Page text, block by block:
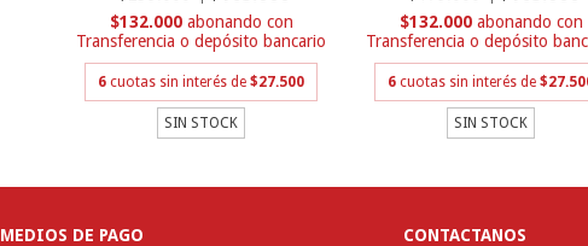
$132.000
con
Transferencia o depósito bancario
6 cuotas sin interés de$27.500
SIN STOCK
$132.000
con
Transferencia o depósito
6 cuotas sin interés de
SIN STOCK
MEDIOS DE PAGO
CONTACTANOS